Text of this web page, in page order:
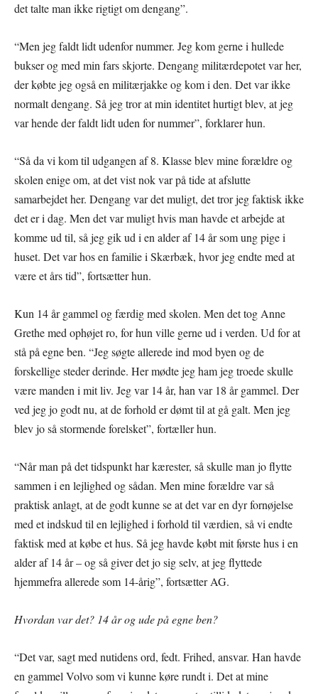
det talte man ikke rigtigt om dengang”.
“Men jeg faldt lidt udenfor nummer. Jeg kom gerne i hullede
bukser og med min fars skjorte. Dengang militærdepotet var her,
der købte jeg også en militærjakke og kom i den. Det var ikke
normalt dengang. Så jeg tror at min identitet hurtigt blev, at jeg
var hende der faldt lidt uden for nummer”, forklarer hun.
“Så da vi kom til udgangen af 8. Klasse blev mine forældre og
skolen enige om, at det vist nok var på tide at afslutte
samarbejdet her. Dengang var det muligt, det tror jeg faktisk ikke
det er i dag. Men det var muligt hvis man havde et arbejde at
komme ud til, så jeg gik ud i en alder af 14 år som ung pige i
huset. Det var hos en familie i Skærbæk, hvor jeg endte med at
være et års tid”, fortsætter hun.
Kun 14 år gammel og færdig med skolen. Men det tog Anne
Grethe med ophøjet ro, for hun ville gerne ud i verden. Ud for at
stå på egne ben. “Jeg søgte allerede ind mod byen og de
forskellige steder derinde. Her mødte jeg ham jeg troede skulle
være manden i mit liv. Jeg var 14 år, han var 18 år gammel. Der
ved jeg jo godt nu, at de forhold er dømt til at gå galt. Men jeg
blev jo så stormende forelsket”, fortæller hun.
“Når man på det tidspunkt har kærester, så skulle man jo flytte
sammen i en lejlighed og sådan. Men mine forældre var så
praktisk anlagt, at de godt kunne se at det var en dyr fornøjelse
med et indskud til en lejlighed i forhold til værdien, så vi endte
faktisk med at købe et hus. Så jeg havde købt mit første hus i en
alder af 14 år – og så giver det jo sig selv, at jeg flyttede
hjemmefra allerede som 14-årig”, fortsætter AG.
Hvordan var det? 14 år og ude på egne ben?
“Det var, sagt med nutidens ord, fedt. Frihed, ansvar. Han havde
en gammel Volvo som vi kunne køre rundt i. Det at mine